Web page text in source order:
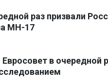
раз призвали
MH-17
в очередной